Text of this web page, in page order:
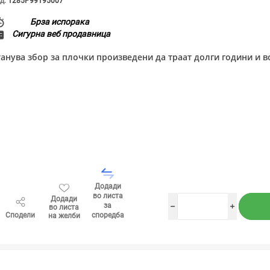
Брза испорака
Сигурна веб продавница
збор за плочки произведени да траат долги години и
Сподели
Додади
во листа
на желби
Додади
во листа
за
споредба
i
h